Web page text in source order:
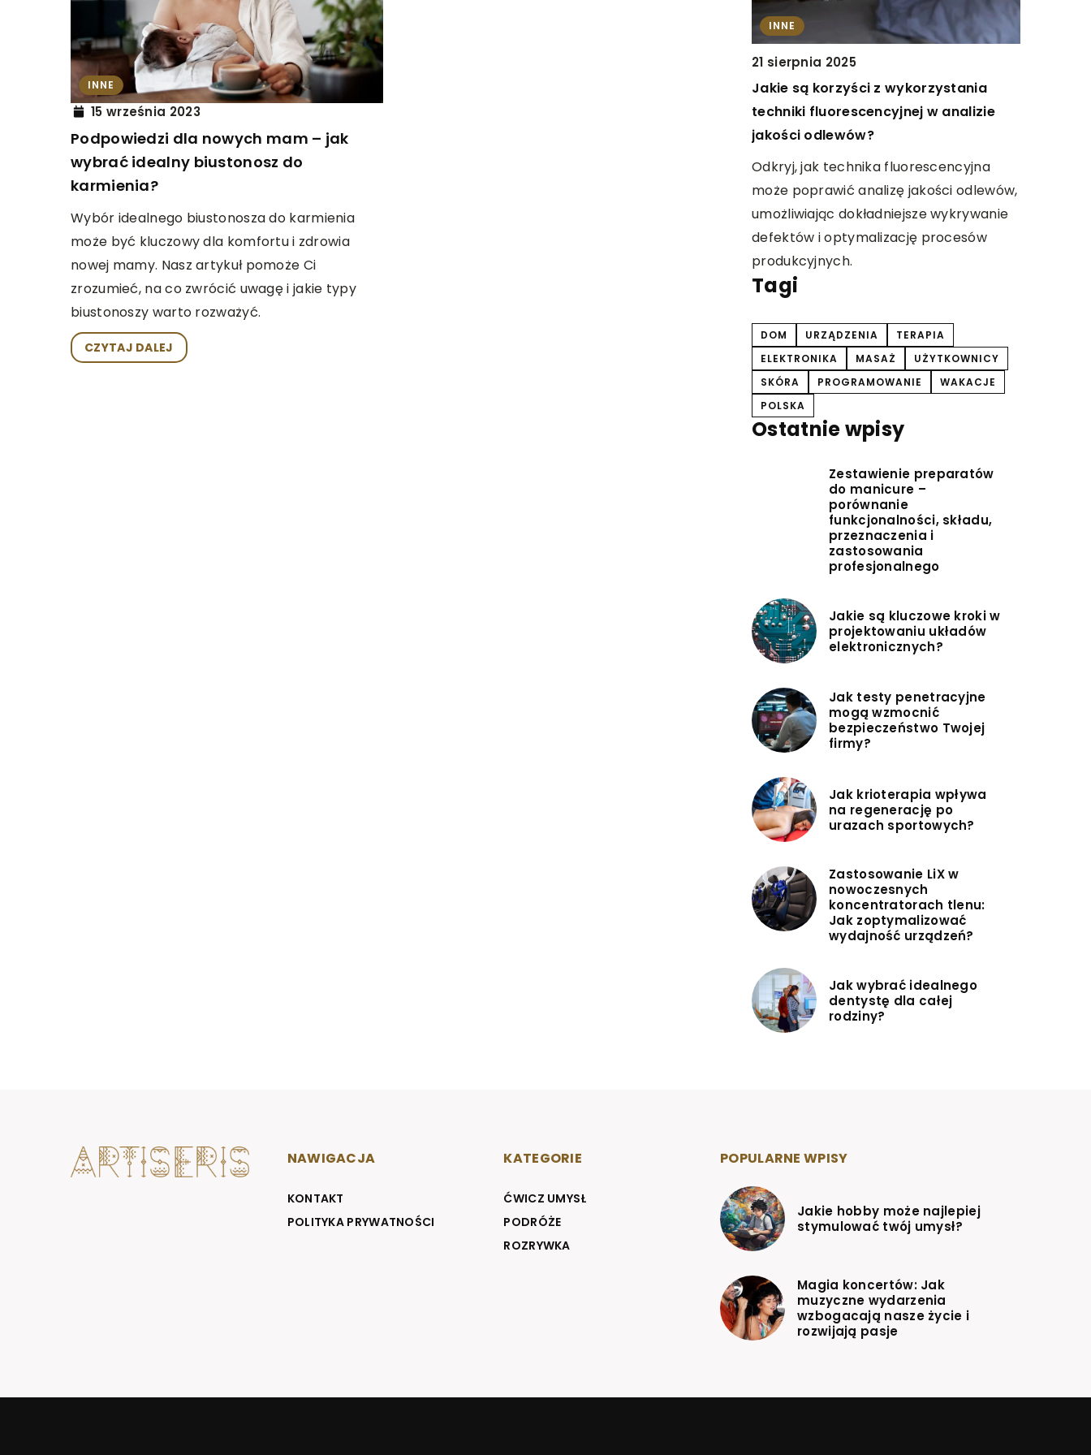
INNE
15 września 2023
Podpowiedzi dla nowych mam – jak
wybrać idealny biustonosz do
karmienia?
Wybór idealnego biustonosza do karmienia
może być kluczowy dla komfortu i zdrowia
nowej mamy. Nasz artykuł pomoże Ci
zrozumieć, na co zwrócić uwagę i jakie typy
biustonoszy warto rozważyć.
CZYTAJ DALEJ
INNE
14 marca 2024
Czemu odpowiednie nawilżenie skóry i
Dowiedz się, jak właściwe nawilżanie
skóry wpływa na jej zdrowie i wygląd.
Ci dbanie o swoją skórę każdego dnia.
INNE
21 sierpnia 2025
Jakie są korzyści z wykorzystania
techniki fluorescencyjnej w analizie
jakości odlewów?
Odkryj, jak technika fluorescencyjna
może poprawić analizę jakości odlewów,
umożliwiając dokładniejsze wykrywanie
defektów i optymalizację procesów
produkcyjnych.
Tagi
DOM URZĄDZENIA
TERAPIA
ELEKTRONIKA
MASAŻ
UŻYTKOWNICY
SKÓRA
PROGRAMOWANIE
WAKACJE
POLSKA
Ostatnie wpisy
Zestawienie preparatów
do manicure –
porównanie
funkcjonalności, składu,
przeznaczenia i
zastosowania
profesjonalnego
Jakie są kluczowe kroki w
projektowaniu układów
elektronicznych?
Jak testy penetracyjne
mogą wzmocnić
bezpieczeństwo Twojej
firmy?
Jak krioterapia wpływa
na regenerację po
urazach sportowych?
Zastosowanie LiX w
nowoczesnych
koncentratorach tlenu:
Jak zoptymalizować
wydajność urządzeń?
Jak wybrać idealnego
dentystę dla całej
rodziny?
NAWIGACJA
KONTAKT
POLITYKA PRYWATNOŚCI
KATEGORIE
ĆWICZ UMYSŁ
PODRÓŻE
ROZRYWKA
POPULARNE WPISY
Jakie hobby może najlepiej
stymulować twój umysł?
Magia koncertów: Jak
muzyczne wydarzenia
wzbogacają nasze życie i
rozwijają pasje